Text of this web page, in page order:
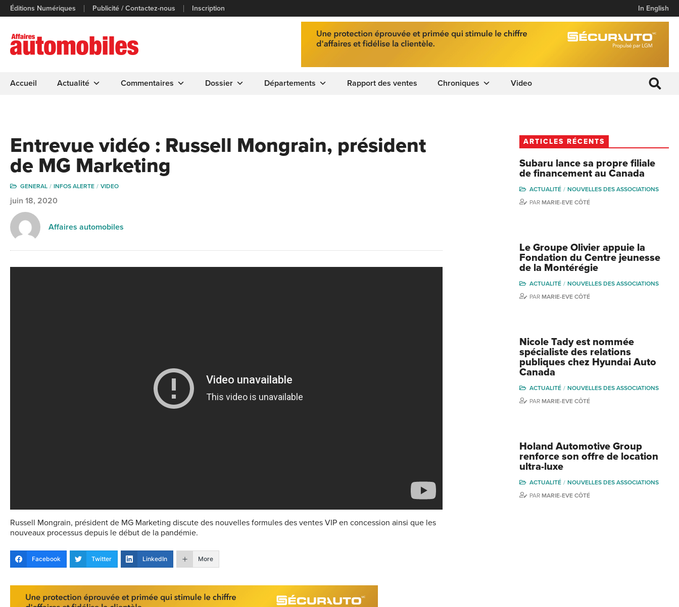
Éditions Numériques Publicité / Contactez-nous Inscription In English
Accueil Actualité Commentaires Dossier Départements Rapport des ventes Chroniques Video
Entrevue vidéo : Russell Mongrain, président
de MG Marketing
GENERAL INFOS ALERTE VIDEO
juin 18, 2020
Affaires automobiles
Russell Mongrain, président de MG Marketing discute des nouvelles formules des ventes VIP en concession ainsi que les
nouveaux processus depuis le début de la pandémie.
Facebook Twitter LinkedIn More
ARTICLES RÉCENTS
Subaru lance sa propre filiale
de financement au Canada
ACTUALITÉ
NOUVELLES DES ASSOCIATIONS
PAR MARIE-EVE CÔTÉ
Le Groupe Olivier appuie la
Fondation du Centre jeunesse
de la Montérégie
ACTUALITÉ
NOUVELLES DES ASSOCIATIONS
PAR MARIE-EVE CÔTÉ
Nicole Tady est nommée
spécialiste des relations
publiques chez Hyundai Auto
Canada
ACTUALITÉ
NOUVELLES DES ASSOCIATIONS
PAR MARIE-EVE CÔTÉ
Holand Automotive Group
renforce son offre de location
ultra-luxe
ACTUALITÉ
NOUVELLES DES ASSOCIATIONS
PAR MARIE-EVE CÔTÉ